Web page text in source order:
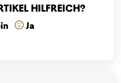
hilfreich?
Ja